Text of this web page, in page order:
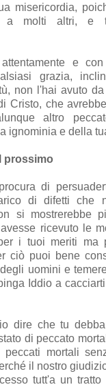
misericordia,
a molti altri, e
attentamente e
grazia,
non l'hai avuto
Cristo, che
altro
ignominia e della
prossimo
di
di difetti che
si mostrerebbe
ricevuto le
i tuoi meriti ma
ciò puoi bene
uomini e
Iddio a
dire che tu
di peccato
mortali
il nostro
tutt'a un